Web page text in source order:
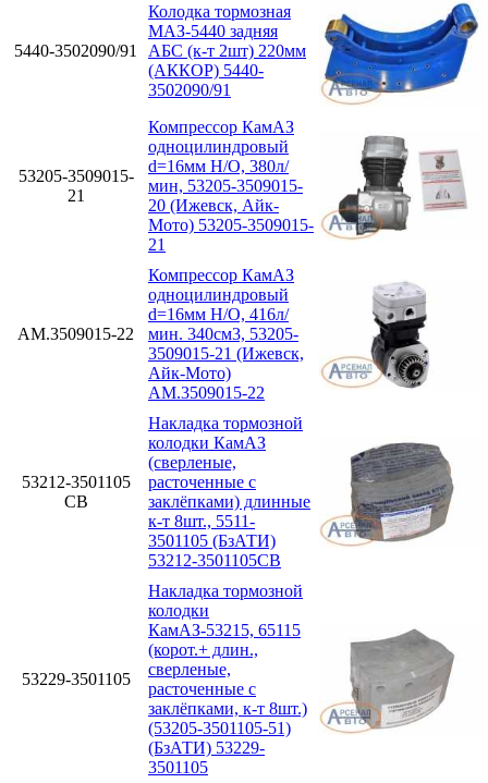
5440-3502090/91
Колодка тормозная
МАЗ-5440 задняя
АБС (к-т 2шт) 220мм
(АККОР) 5440-
3502090/91
53205-3509015-
21
Компрессор КамАЗ
одноцилиндровый
d=16мм Н/О, 380л/
мин, 53205-3509015-
20 (Ижевск, Айк-
Мото) 53205-3509015-
21
АМ.3509015-22
Компрессор КамАЗ
одноцилиндровый
d=16мм Н/О, 416л/
мин. 340см3, 53205-
3509015-21 (Ижевск,
Айк-Мото)
АМ.3509015-22
53212-3501105
СВ
Накладка тормозной
колодки КамАЗ
(сверленые,
расточенные с
заклёпками) длинные
к-т 8шт., 5511-
3501105 (БзАТИ)
53212-3501105СВ
53229-3501105
Накладка тормозной
колодки
КамАЗ-53215, 65115
(корот.+ длин.,
сверленые,
расточенные с
заклёпками, к-т 8шт.)
(53205-3501105-51)
(БзАТИ) 53229-
3501105